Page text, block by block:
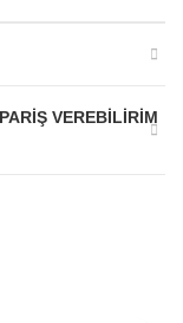
VEREBILIRIM